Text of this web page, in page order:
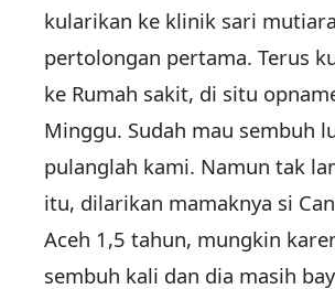
kularikan ke klinik sari
pertolongan pertama. Terus
ke Rumah sakit, di situ
Minggu. Sudah mau sembuh
pulanglah kami. Namun tak
itu, dilarikan mamaknya si
Aceh 1,5 tahun, mungkin
sembuh kali dan dia masih